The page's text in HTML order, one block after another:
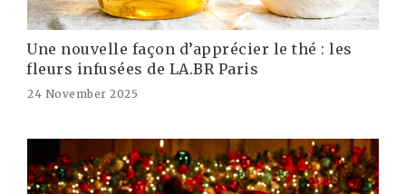
Une nouvelle façon d’apprécier le thé : les
fleurs infusées de LA.BR Paris
24 November 2025